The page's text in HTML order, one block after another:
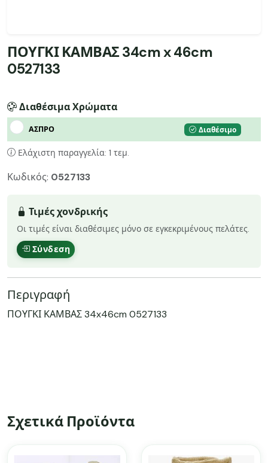
ΠΟΥΓΚΙ ΚΑΜΒΑΣ 34cm x 46cm
0527133
Διαθέσιμα Χρώματα
ΑΣΠΡΟ Διαθέσιμο
Ελάχιστη παραγγελία: 1 τεμ.
Κωδικός: 0527133
Τιμές χονδρικής
Οι τιμές είναι διαθέσιμες μόνο σε εγκεκριμένους πελάτες.
Σύνδεση
Περιγραφή
ΠΟΥΓΚΙ ΚΑΜΒΑΣ 34x46cm 0527133
Σχετικά Προϊόντα